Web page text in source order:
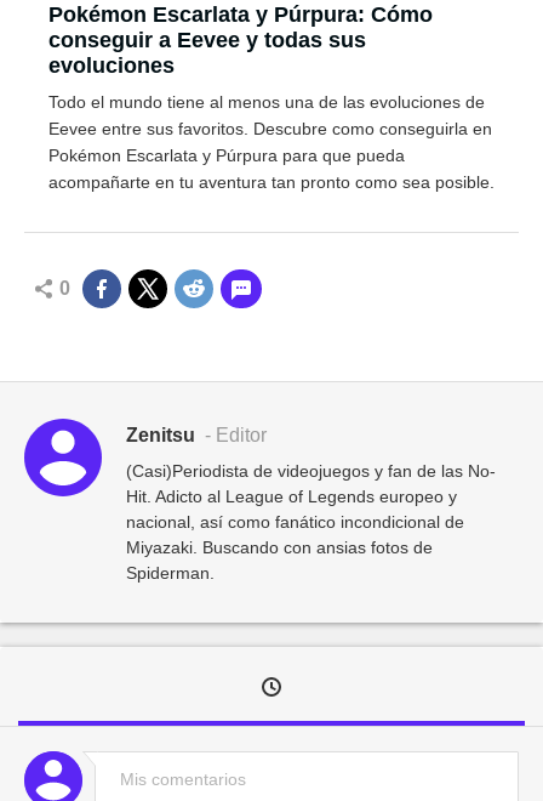
Pokémon Escarlata y Púrpura: Cómo
conseguir a Eevee y todas sus
evoluciones
Todo el mundo tiene al menos una de las evoluciones de
Eevee entre sus favoritos. Descubre como conseguirla en
Pokémon Escarlata y Púrpura para que pueda
acompañarte en tu aventura tan pronto como sea posible.
0
Zenitsu - Editor
(Casi)Periodista de videojuegos y fan de las No-
Hit. Adicto al League of Legends europeo y
nacional, así como fanático incondicional de
Miyazaki. Buscando con ansias fotos de
Spiderman.